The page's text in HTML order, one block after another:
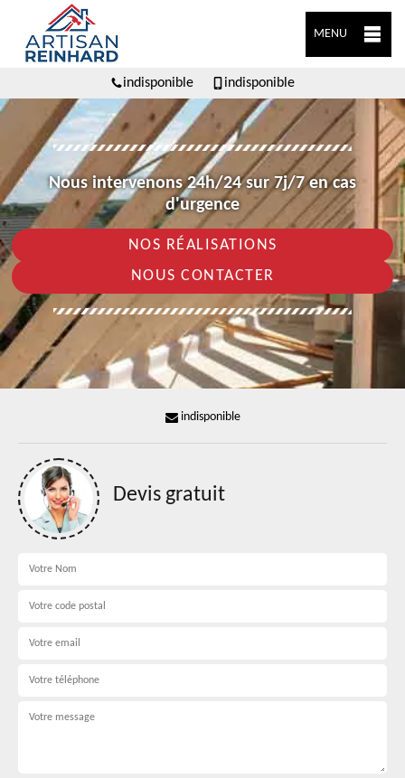
MENU
indisponible indisponible
Nous intervenons 24h/24 sur 7j/7 en cas
d'urgence
NOS RÉALISATIONS
NOUS CONTACTER
indisponible
Devis gratuit